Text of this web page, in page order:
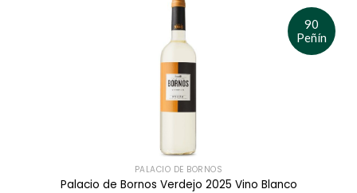
90
Peñín
PALACIO DE BORNOS
Palacio de Bornos Verdejo 2025 Vino Blanco